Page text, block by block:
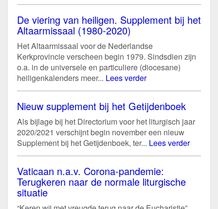
De viering van heiligen. Supplement bij het
Altaarmissaal (1980-2020)
Het Altaarmissaal voor de Nederlandse
Kerkprovincie verscheen begin 1979. Sindsdien zijn
o.a. in de universele en particuliere (diocesane)
heiligenkalenders meer... Lees verder
Nieuw supplement bij het Getijdenboek
Als bijlage bij het Directorium voor het liturgisch jaar
2020/2021 verschijnt begin november een nieuw
Supplement bij het Getijdenboek, ter... Lees verder
Vaticaan n.a.v. Corona-pandemie:
Terugkeren naar de normale liturgische
situatie